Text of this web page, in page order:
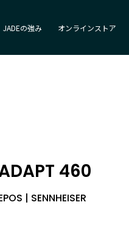
JADEの強み オンラインストア
460
| SENNHEISER